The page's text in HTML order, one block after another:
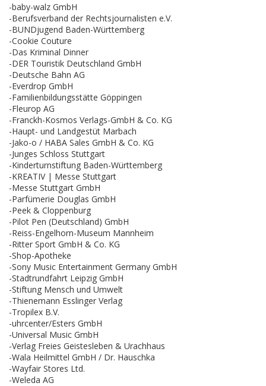
-baby-walz GmbH
-Berufsverband der Rechtsjournalisten e.V.
-BUNDjugend Baden-Württemberg
-Cookie Couture
-Das Kriminal Dinner
-DER Touristik Deutschland GmbH
-Deutsche Bahn AG
-Everdrop GmbH
-Familienbildungsstätte Göppingen
-Fleurop AG
-Franckh-Kosmos Verlags-GmbH & Co. KG
-Haupt- und Landgestüt Marbach
-Jako-o / HABA Sales GmbH & Co. KG
-Junges Schloss Stuttgart
-Kinderturnstiftung Baden-Württemberg
-KREATIV | Messe Stuttgart
-Messe Stuttgart GmbH
-Parfümerie Douglas GmbH
-Peek & Cloppenburg
-Pilot Pen (Deutschland) GmbH
-Reiss-Engelhorn-Museum Mannheim
-Ritter Sport GmbH & Co. KG
-Shop-Apotheke
-Sony Music Entertainment Germany GmbH
-Stadtrundfahrt Leipzig GmbH
-Stiftung Mensch und Umwelt
-Thienemann Esslinger Verlag
-Tropilex B.V.
-uhrcenter/Esters GmbH
-Universal Music GmbH
-Verlag Freies Geistesleben & Urachhaus
-Wala Heilmittel GmbH / Dr. Hauschka
-Wayfair Stores Ltd.
-Weleda AG